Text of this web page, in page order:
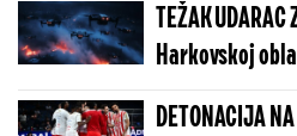
porodica"
TEŽAK UDARAC
Harkovskoj
više od 100
DETONACIJA